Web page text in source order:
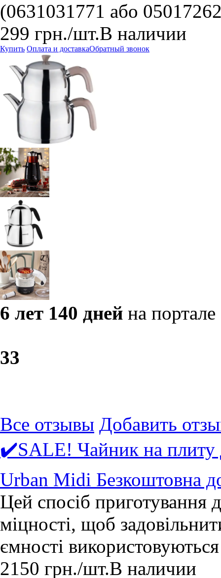
(0631031771 або
299 грн./шт.В наличии
Купить Оплата и доставкаОбратный звонок
6 лет 140 дней на портале
33
Все отзывы Добавить
✔️SALE! Чайник на плиту
Urban Midi Безкоштовна
Цей спосіб приготування
міцності, щоб
ємності
2150 грн./шт.В наличии